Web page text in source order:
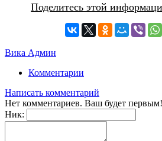
Поделитесь этой
Вика Админ
Комментарии
Написать комментарий
Нет комментариев. Ваш будет первым!
Ник: